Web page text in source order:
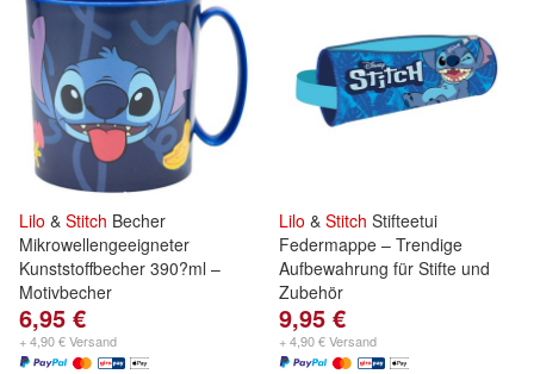
Lilo & Stitch Becher
Mikrowellengeeigneter
Kunststoffbecher 390?ml –
Motivbecher
6,95 €
+ 4,90 € Versand
Lilo & Stitch Stifteetui
Federmappe – Trendige
Aufbewahrung für Stifte und
Zubehör
9,95 €
+ 4,90 € Versand